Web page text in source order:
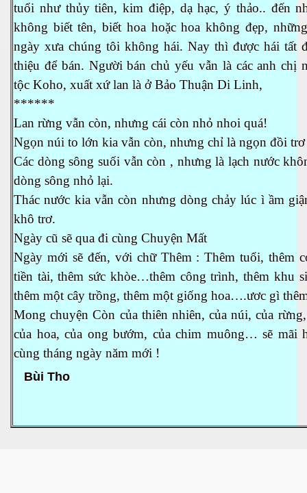
tuổi như thủy tiên, kim điệp, dạ hạc, ý thảo.. đến
không biết tên, biết hoa hoặc hoa không đẹp,
ngày xưa chúng tôi không hái. Nay thì được hái tất
thiệu để bán. Người bán chủ yếu vẫn là các anh chị
tộc Koho, xuất xứ lan là ở Bảo Thuận Di Linh,
******
Lan rừng vẫn còn, nhưng cái còn nhỏ nhoi quá!
Ngọn núi to lớn kia vẫn còn, nhưng chỉ là ngọn đồi
Các dòng sông suối vẫn còn , nhưng là lạch nước
dòng sông nhỏ lại.
Thác nước kia vẫn còn nhưng dòng chảy lúc ì ầm
khô trơ.
Ngày cũ sẽ qua đi cùng Chuyện Mất
Ngày mới sẽ đến, với chữ Thêm : Thêm tuổi, thêm
tiền tài, thêm sức khòe…thêm công trình, thêm khu
thêm một cây trồng, thêm một giống hoa….ươc gì
Mong chuyện Còn của thiên nhiên, của núi, của
của hoa, của ong bướm, của chim muông… sẽ mãi
cùng tháng ngày năm mới !
Bùi Tho
Đài-Tháp London
phát minh